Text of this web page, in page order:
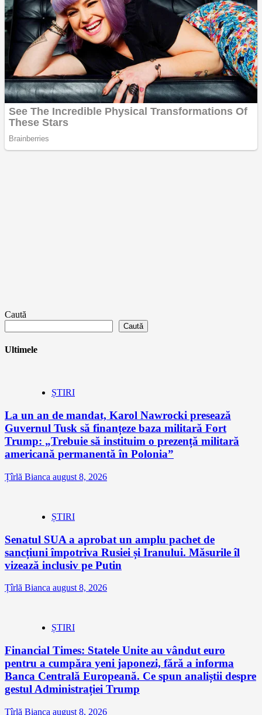
Caută
Caută
Ultimele
ȘTIRI
La un an de mandat, Karol Nawrocki presează
Guvernul Tusk să finanțeze baza militară Fort
Trump: „Trebuie să instituim o prezență militară
americană permanentă în Polonia”
Țîrlă Bianca august 8, 2026
ȘTIRI
Senatul SUA a aprobat un amplu pachet de
sancțiuni împotriva Rusiei și Iranului. Măsurile îl
vizează inclusiv pe Putin
Țîrlă Bianca august 8, 2026
ȘTIRI
Financial Times: Statele Unite au vândut euro
pentru a cumpăra yeni japonezi, fără a informa
Banca Centrală Europeană. Ce spun analiștii despre
gestul Administrației Trump
Țîrlă Bianca august 8, 2026